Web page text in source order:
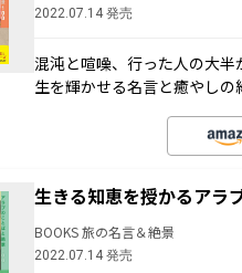
2022.07.14 発売
混沌と喧噪、行った人の大
生を輝かせる名言と癒やしの
生きる知恵を授かるアラ
BOOKS 旅の名言＆絶景
2022.07.14 発売